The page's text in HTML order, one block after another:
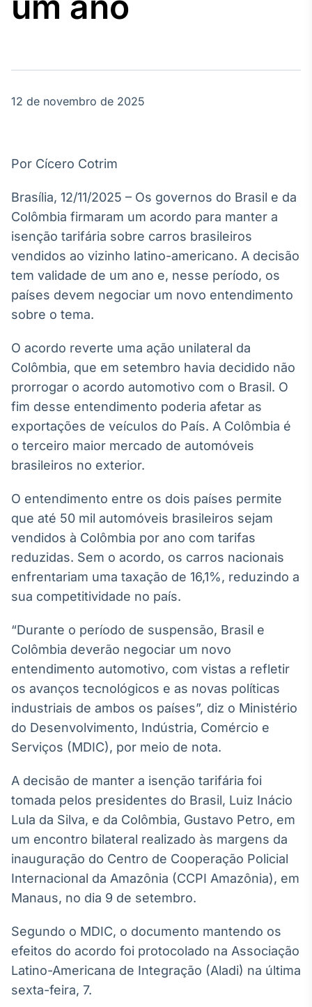
Broadcast
Energia
O setor de
energia elétrica
Plataforma para
conteúdos
personalizados
Soluções de Dados
e Conteúdos
Broadcast
OTC
Datafeed
APIs para
integração de
conteúdos e
dados
Broadcast
Ticker
Cotações e
notícias
Widgets
Componentes
para conteúdos e
funcionalidades
Broadcast
Wallboard
Conteúdos e
displays e telas
Broadcast
Curadoria
12 de novembro de 2025
Por Cícero Cotrim
Brasília, 12/11/2025 – Os governos do Brasil e da
Colômbia firmaram um acordo para manter a
isenção tarifária sobre carros brasileiros
vendidos ao vizinho latino-americano. A decisão
tem validade de um ano e, nesse período, os
países devem negociar um novo entendimento
sobre o tema.
O acordo reverte uma ação unilateral da
Colômbia, que em setembro havia decidido não
prorrogar o acordo automotivo com o Brasil. O
fim desse entendimento poderia afetar as
exportações de veículos do País. A Colômbia é
o terceiro maior mercado de automóveis
brasileiros no exterior.
O entendimento entre os dois países permite
que até 50 mil automóveis brasileiros sejam
vendidos à Colômbia por ano com tarifas
reduzidas. Sem o acordo, os carros nacionais
enfrentariam uma taxação de 16,1%, reduzindo a
sua competitividade no país.
“Durante o período de suspensão, Brasil e
Colômbia deverão negociar um novo
entendimento automotivo, com vistas a refletir
os avanços tecnológicos e as novas políticas
industriais de ambos os países”, diz o Ministério
do Desenvolvimento, Indústria, Comércio e
Serviços (MDIC), por meio de nota.
A decisão de manter a isenção tarifária foi
tomada pelos presidentes do Brasil, Luiz Inácio
Lula da Silva, e da Colômbia, Gustavo Petro, em
um encontro bilateral realizado às margens da
inauguração do Centro de Cooperação Policial
Internacional da Amazônia (CCPI Amazônia), em
Manaus, no dia 9 de setembro.
Segundo o MDIC, o documento mantendo os
efeitos do acordo foi protocolado na Associação
Latino-Americana de Integração (Aladi) na última
sexta-feira, 7.